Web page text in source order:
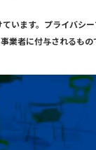
います。プライバシ
者に付与されるもの